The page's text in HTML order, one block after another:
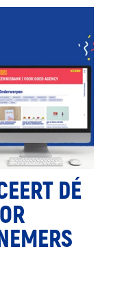
DÉ